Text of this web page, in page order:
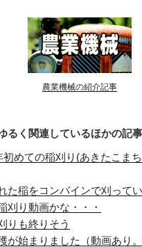
農業機械の紹介記事
るく関連しているほかの記
初めての稲刈り(あきたこま
た稲をコンバインで刈って
刈り動画かな・・・
りも終りそう
が始まりました（動画あり